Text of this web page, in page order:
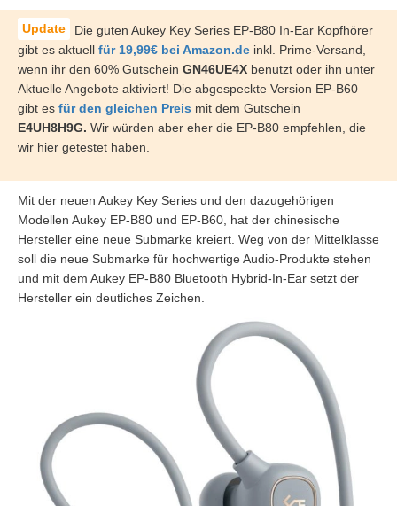
Die guten Aukey Key Series EP-B80 In-Ear Kopfhörer
gibt es aktuell für 19,99€ bei Amazon.de inkl. Prime-Versand,
wenn ihr den 60% Gutschein GN46UE4X benutzt oder ihn unter
Aktuelle Angebote aktiviert! Die abgespeckte Version EP-B60
gibt es für den gleichen Preis mit dem Gutschein
E4UH8H9G. Wir würden aber eher die EP-B80 empfehlen, die
wir hier getestet haben.
Mit der neuen Aukey Key Series und den dazugehörigen
Modellen Aukey EP-B80 und EP-B60, hat der chinesische
Hersteller eine neue Submarke kreiert. Weg von der Mittelklasse
soll die neue Submarke für hochwertige Audio-Produkte stehen
und mit dem Aukey EP-B80 Bluetooth Hybrid-In-Ear setzt der
Hersteller ein deutliches Zeichen.